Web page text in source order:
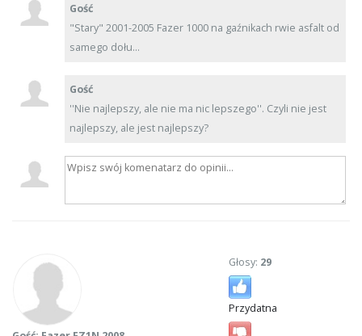
Gość
"Stary" 2001-2005 Fazer 1000 na gaźnikach rwie asfalt od
samego dołu...
Gość
''Nie najlepszy, ale nie ma nic lepszego''. Czyli nie jest
najlepszy, ale jest najlepszy?
Głosy: 29
Przydatna